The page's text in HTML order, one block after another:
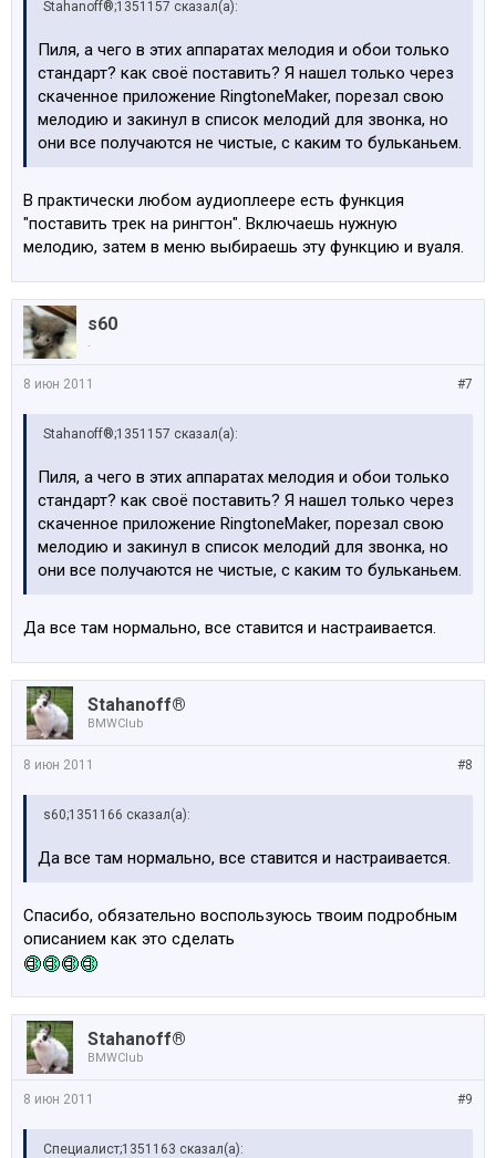
Stahanoff®;1351157 сказал(а):
Пиля, а чего в этих аппаратах мелодия и обои только
стандарт? как своё поставить? Я нашел только через
скаченное приложение RingtoneMaker, порезал свою
мелодию и закинул в список мелодий для звонка, но
они все получаются не чистые, с каким то бульканьем.
В практически любом аудиоплеере есть функция
"поставить трек на рингтон". Включаешь нужную
мелодию, затем в меню выбираешь эту функцию и вуаля.
s60
.
#7
8 июн 2011
Stahanoff®;1351157 сказал(а):
Пиля, а чего в этих аппаратах мелодия и обои только
стандарт? как своё поставить? Я нашел только через
скаченное приложение RingtoneMaker, порезал свою
мелодию и закинул в список мелодий для звонка, но
они все получаются не чистые, с каким то бульканьем.
Да все там нормально, все ставится и настраивается.
Stahanoff®
BMWClub
#8
8 июн 2011
s60;1351166 сказал(а):
Да все там нормально, все ставится и настраивается.
Спасибо, обязательно воспользуюсь твоим подробным
описанием как это сделать
Stahanoff®
BMWClub
#9
8 июн 2011
Специалист;1351163 сказал(а):